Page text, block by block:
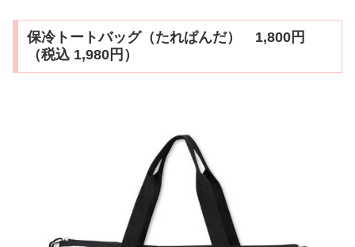
保冷トートバッグ（たれぱんだ） 1,800円
（税込 1,980円）